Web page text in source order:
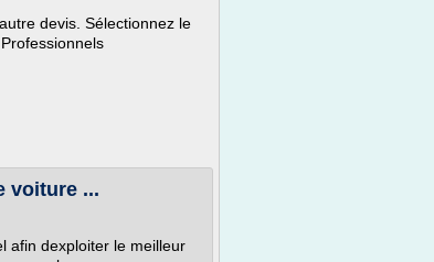
devis. Sélectionnez le
voiture ...
afin dexploiter le meilleur